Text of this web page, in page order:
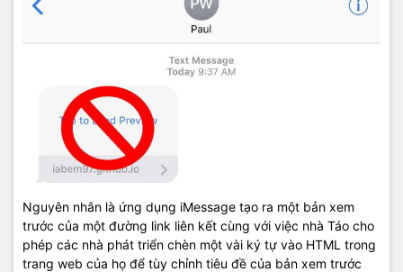
Nguyên nhân là ứng dụng iMessage tạo ra một bản xem
trước của một đường link liên kết cùng với việc nhà Táo cho
phép các nhà phát triển chèn một vài ký tự vào HTML trong
trang web của họ để tùy chỉnh tiêu đề của bản xem trước